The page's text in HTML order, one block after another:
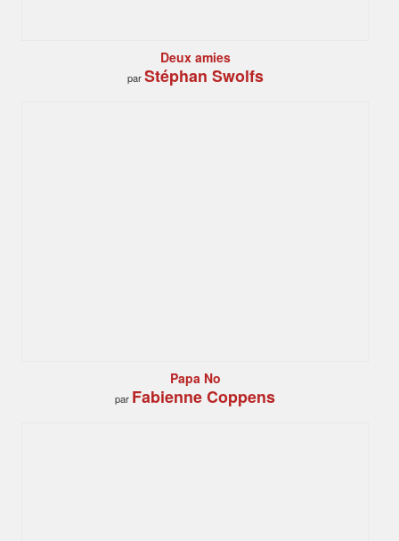
Deux amies
parStéphan Swolfs
Papa No
par Fabienne Coppens